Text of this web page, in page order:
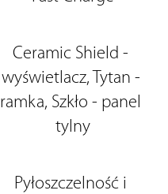
Ceramic Shield -
wyświetlacz, Tytan -
ramka, Szkło - panel
tylny
Pyłoszczelność i